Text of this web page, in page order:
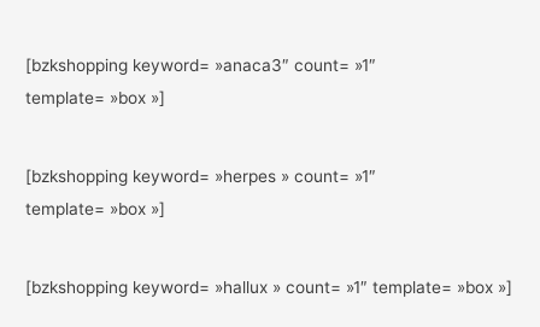
[bzkshopping keyword= »anaca3″ count= »1″
template= »box »]
[bzkshopping keyword= »herpes » count= »1″
template= »box »]
[bzkshopping keyword= »hallux » count= »1″ template= »box »]